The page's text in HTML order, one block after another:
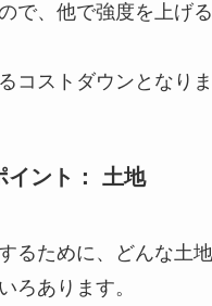
で、他で強度を上げ
コストダウンとなりま
イント： 土地
るために、どんな土
ろあります。